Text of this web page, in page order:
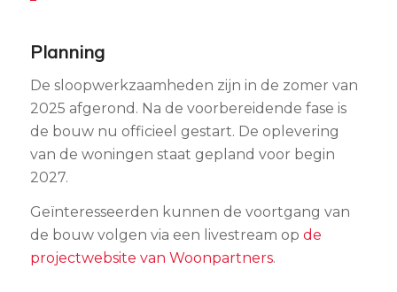
Planning
De sloopwerkzaamheden zijn in de zomer van
2025 afgerond. Na de voorbereidende fase is
de bouw nu officieel gestart. De oplevering
van de woningen staat gepland voor begin
2027.
Geïnteresseerden kunnen de voortgang van
de bouw volgen via een livestream op de
projectwebsite van Woonpartners.